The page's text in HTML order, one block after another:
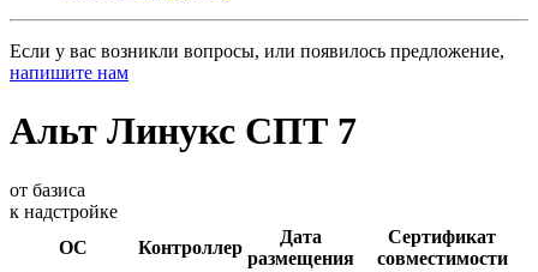
Если у вас возникли вопросы, или появилось предложение,
напишите нам
Альт Линукс СПТ 7
от базиса
к надстройке
ОС
Контроллер
Дата
размещения
Сертификат
совместимости